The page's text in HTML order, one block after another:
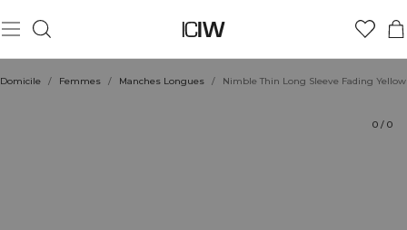
Domicile / Femmes / Manches Longues / Nimble Thin Long Sleeve Fading Yellow
0 / 0